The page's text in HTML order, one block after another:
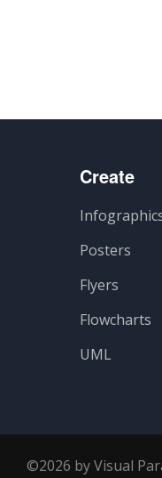
Create
Posters
Flyers
Flowcharts
UML
©2026 by Visual